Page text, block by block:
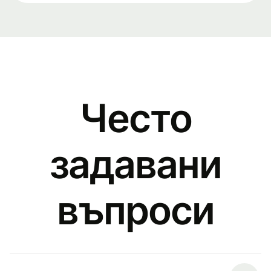
Често
задавани
въпроси